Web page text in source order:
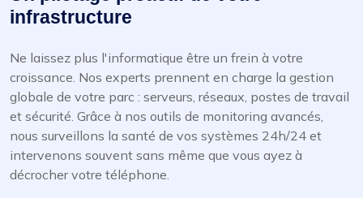
infrastructure
Ne laissez plus l'informatique être un frein à votre
croissance. Nos experts prennent en charge la gestion
globale de votre parc : serveurs, réseaux, postes de travail
et sécurité. Grâce à nos outils de monitoring avancés,
nous surveillons la santé de vos systèmes 24h/24 et
intervenons souvent sans même que vous ayez à
décrocher votre téléphone.